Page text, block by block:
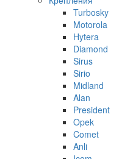
Turbosky
Motorola
Hytera
Diamond
Sirus
Sirio
Midland
Alan
President
Opek
Comet
Anli